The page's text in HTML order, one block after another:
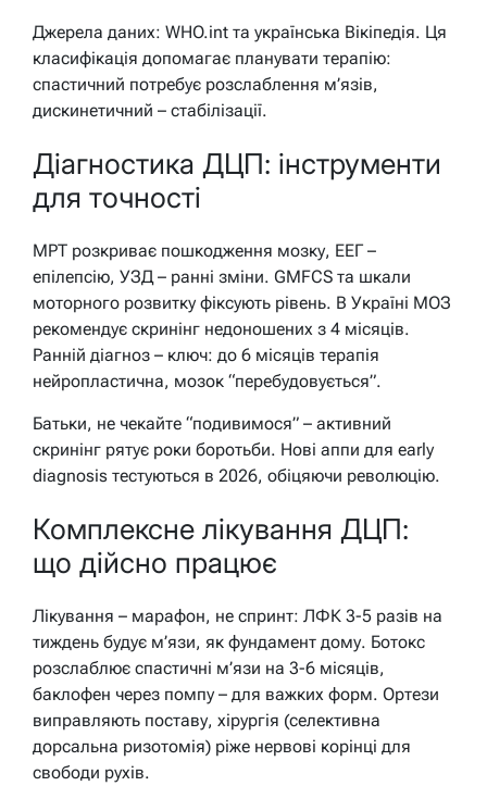
Джерела даних: WHO.int та українська Вікіпедія. Ця
класифікація допомагає планувати терапію:
спастичний потребує розслаблення м’язів,
дискинетичний – стабілізації.
Діагностика ДЦП: інструменти
для точності
МРТ розкриває пошкодження мозку, ЕЕГ –
епілепсію, УЗД – ранні зміни. GMFCS та шкали
моторного розвитку фіксують рівень. В Україні МОЗ
рекомендує скринінг недоношених з 4 місяців.
Ранній діагноз – ключ: до 6 місяців терапія
нейропластична, мозок “перебудовується”.
Батьки, не чекайте “подивимося” – активний
скринінг рятує роки боротьби. Нові аппи для early
diagnosis тестуються в 2026, обіцяючи революцію.
Комплексне лікування ДЦП:
що дійсно працює
Лікування – марафон, не спринт: ЛФК 3-5 разів на
тиждень будує м’язи, як фундамент дому. Ботокс
розслаблює спастичні м’язи на 3-6 місяців,
баклофен через помпу – для важких форм. Ортези
виправляють поставу, хірургія (селективна
дорсальна ризотомія) ріже нервові корінці для
свободи рухів.